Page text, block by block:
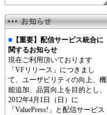
■ 【重要】配信サービス統合に
関するお知らせ
現在ご利用頂いております
「VFリリース」につきまし
て、ユーザビリティの向上、機
能追加、品質向上を目的とし、
2012年4月1日（日）に
「ValuePress!」と配信サービス